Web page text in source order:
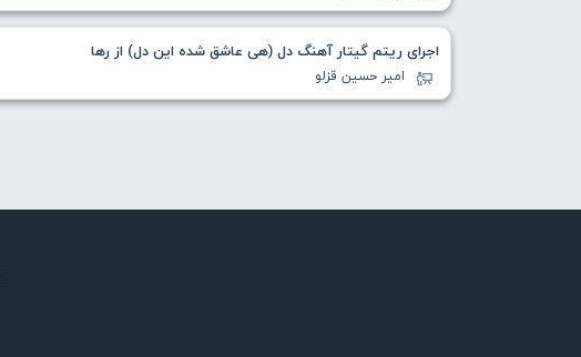
اجرای ریتم گیتار آهنگ دل (هی عاشق شده این دل) از رها
امیر حسین قزلو